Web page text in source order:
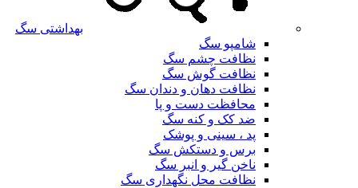
بهداشتی سگ
شامپو سگ
نظافت چشم سگ
نظافت گوش سگ
نظافت دهان و دندان سگ
محافظت دست و پا
ضد کک و کنه سگ
پد ، سینی و پوشک
برس و دستکش سگ
ناخن گیر و انبر سگ
نظافت محل نگهداری سگ